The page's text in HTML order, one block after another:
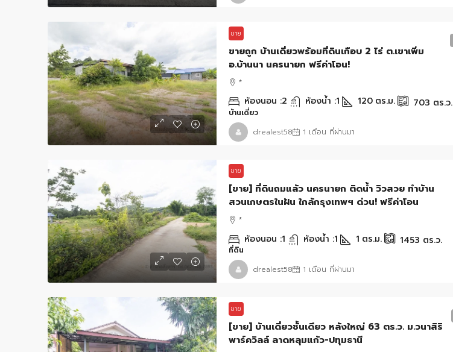
ขาย
ขายถูก บ้านเดี่ยวพร้อมที่ดินเกือบ 2 ไร่ ต.เขาเพิ่ม
อ.บ้านนา นครนายก ฟรีค่าโอน!
*
ห้องนอน :2 ห้องน้ำ :1 120 ตร.ม. 703 ตร.ว.
บ้านเดี่ยว
drealest58 1 เดือน ที่ผ่านมา
ขาย
[ขาย] ที่ดินถมแล้ว นครนายก ติดน้ำ วิวสวย ทำบ้าน
สวนเกษตรในฝัน ใกล้กรุงเทพฯ ด่วน! ฟรีค่าโอน
*
ห้องนอน :1 ห้องน้ำ :1 1 ตร.ม. 1453 ตร.ว.
ที่ดิน
drealest58 1 เดือน ที่ผ่านมา
ขาย
[ขาย] บ้านเดี่ยวชั้นเดียว หลังใหญ่ 63 ตร.ว. ม.วนาสิริ
พาร์ควิลล์ ลาดหลุมแก้ว-ปทุมธานี